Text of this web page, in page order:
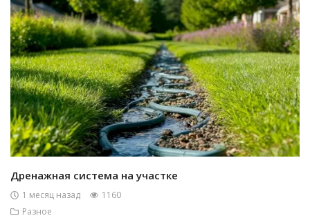
Дренажная система на участке
1 месяц назад
1160
Разное